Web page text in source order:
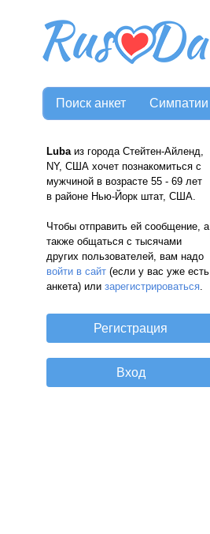
Поиск анкет Симпатии
Lubaиз города Стейтен-Айленд,
NY, США хочет познакомиться с
мужчиной в возрасте 55 - 69 лет
в районе Нью-Йорк штат, США.
Чтобы отправить ей сообщение, а
также общаться с тысячами
других пользователей, вам надо
войти в сайт (если у вас уже есть
анкета) или зарегистрироваться.